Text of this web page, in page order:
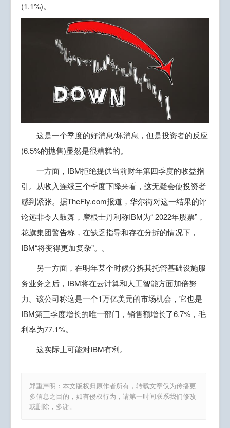
(1.1%)。
这是一个季度的好消息/坏消息，但是投资者的反应
(6.5%的抛售)显然是很糟糕的。
一方面，IBM拒绝提供当前财年第四季度的收益指
引。从收入连续三个季度下降来看，这无疑会使投资者
感到紧张。据TheFly.com报道，华尔街对这一结果的评
论远非令人鼓舞，摩根士丹利称IBM为“ 2022年股票”，
花旗集团警告称，在缺乏指导和存在分拆的情况下，
IBM“将变得更加复杂”。。
另一方面，在明年某个时候分拆其托管基础设施服
务业务之后，IBM将在云计算和人工智能方面加倍努
力。该公司称这是一个1万亿美元的市场机会，它也是
IBM第三季度增长的唯一部门，销售额增长了6.7%，毛
利率为77.1%。
这实际上可能对IBM有利。
郑重声明：本文版权归原作者所有，转载文章仅为传播更
多信息之目的，如有侵权行为，请第一时间联系我们修改
或删除，多谢。